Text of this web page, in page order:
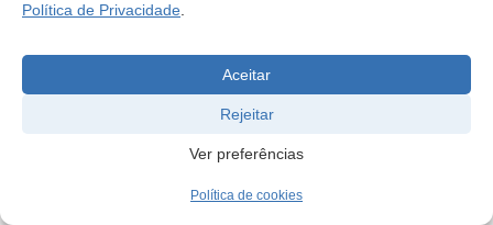
Política de Privacidade
Aceitar
Rejeitar
Ver preferências
Política de cookies